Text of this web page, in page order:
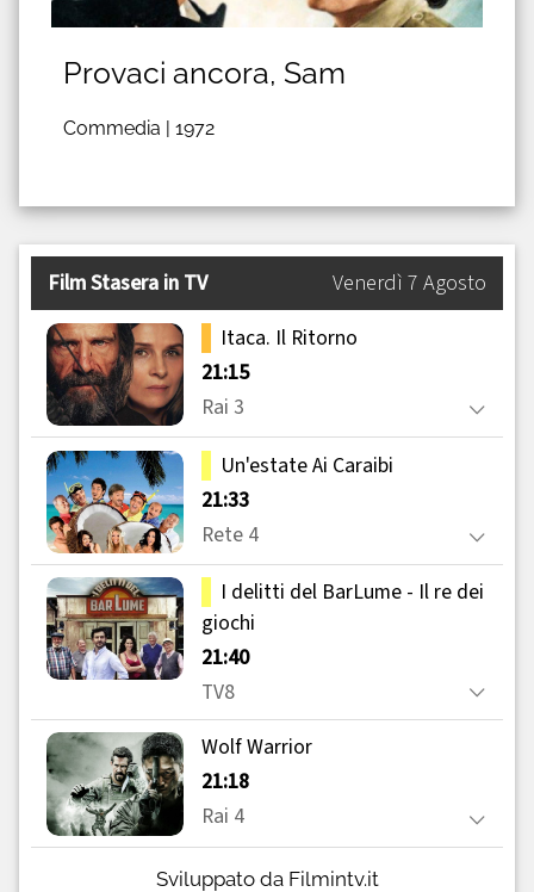
Provaci ancora, Sam
Commedia | 1972
Sviluppato da Filmintv.it